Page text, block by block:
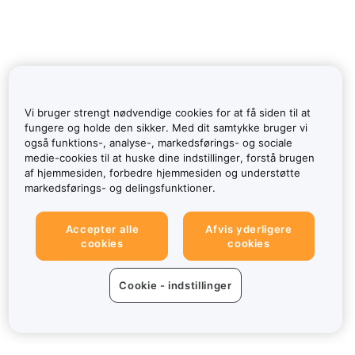
Vi bruger strengt nødvendige cookies for at få siden til at
fungere og holde den sikker. Med dit samtykke bruger vi
også funktions-, analyse-, markedsførings- og sociale
medie-cookies til at huske dine indstillinger, forstå brugen
af hjemmesiden, forbedre hjemmesiden og understøtte
markedsførings- og delingsfunktioner.
Accepter alle
cookies
Afvis yderligere
cookies
Cookie - indstillinger